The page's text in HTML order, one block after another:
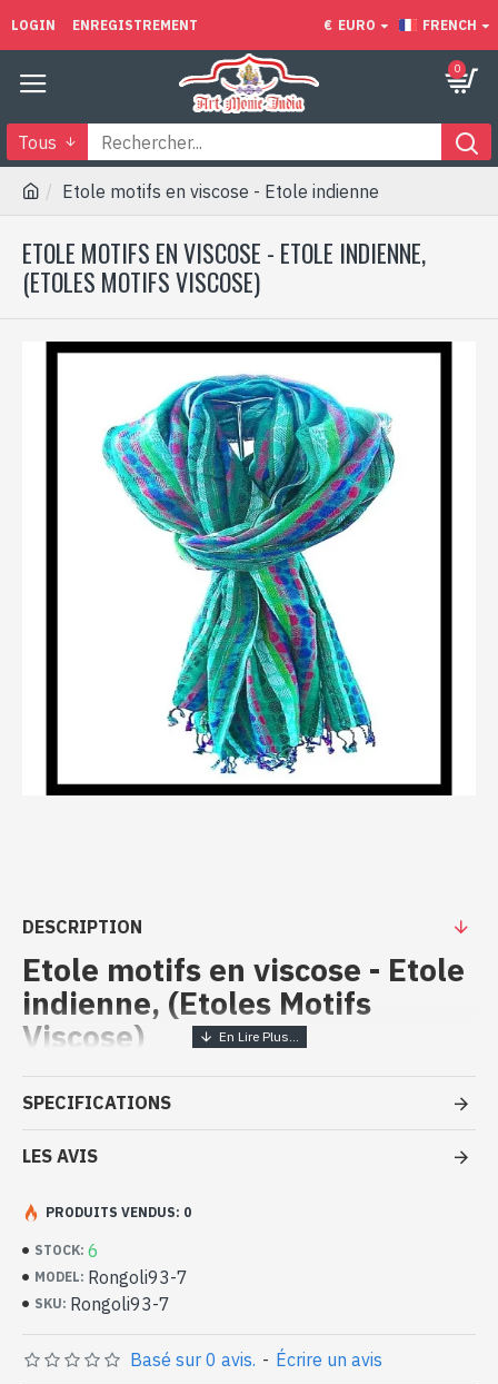
LOGIN ENREGISTREMENT € EURO FRENCH
0
Tous
Etole motifs en viscose - Etole indienne
ETOLE MOTIFS EN VISCOSE - ETOLE INDIENNE,
(ETOLES MOTIFS VISCOSE)
DESCRIPTION
Etole motifs en viscose - Etole
indienne, (Etoles Motifs
Viscose)
Etole motifs en viscose - Etole
indienne à petit prix
- Confectionnée en inde
- Fine et douce au toucher
- Lavage en machine à une température de 30°C
Etole indienne 100% viscose avec
motifs (Rongoli93-7)
SPECIFICATIONS
LES AVIS
STOCK: 6
MODEL: Rongoli93-7
SKU: Rongoli93-7
PRODUITS VENDUS: 0
Basé sur 0 avis. - Écrire un avis